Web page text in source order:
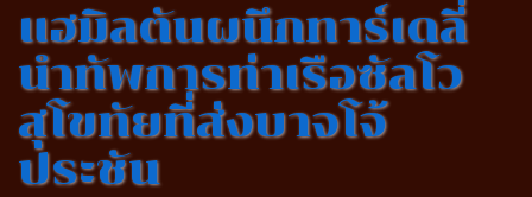
แฮมิลตันผนึกทาร์เดลี่
นำทัพการท่าเรือซัลโว
สุโขทัยที่ส่งบาจโจ้
ประชัน